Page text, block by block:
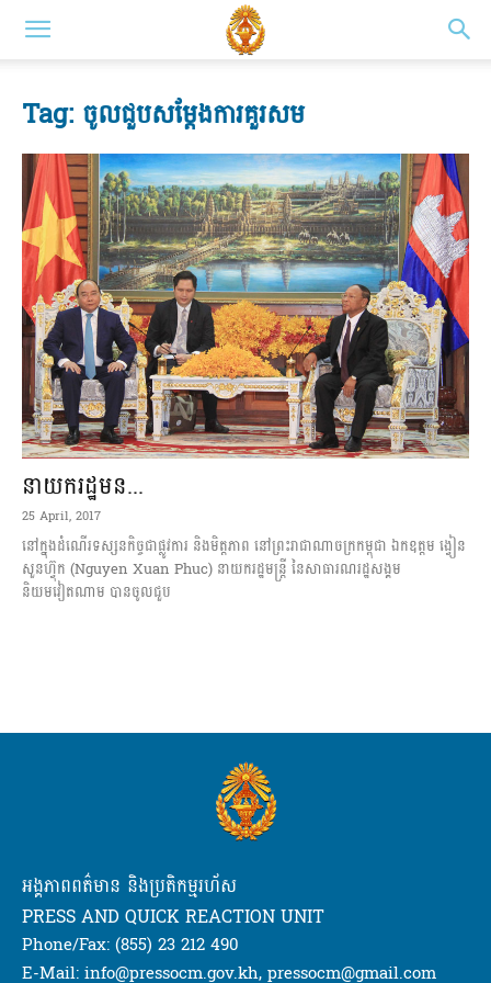
Tag: ចូលជួបសម្តែងការគួរសម
នាយក​រដ្ឋ​មន...
25 April, 2017
នៅក្នុងដំណើរទស្សនកិច្ចជាផ្លូវការ និងមិត្តភាព នៅព្រះរាជាណាចក្រកម្ពុជា ឯកឧត្តម ង្វៀន
សួនហ៊្វុក (Nguyen Xuan Phuc) នាយករដ្ឋមន្រ្តី នៃសាធារណរដ្ឋសង្គម
និយមវៀតណាម បានចូលជួប
អង្គភាពពត៌មាន និងប្រតិកម្មរហ័ស
PRESS AND QUICK REACTION UNIT
Phone/Fax: (855) 23 212 490
E-Mail: info@pressocm.gov.kh, pressocm@gmail.com